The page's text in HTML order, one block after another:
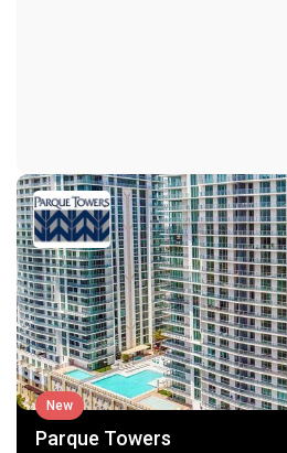
Удобства комплекса
BilliardRoom
Хранение велосипедов
Бизнес-центр
Клуб
CommunityKitchen
Фитнес-центр
Библиотека
Игровая площадка
New
Parque Towers